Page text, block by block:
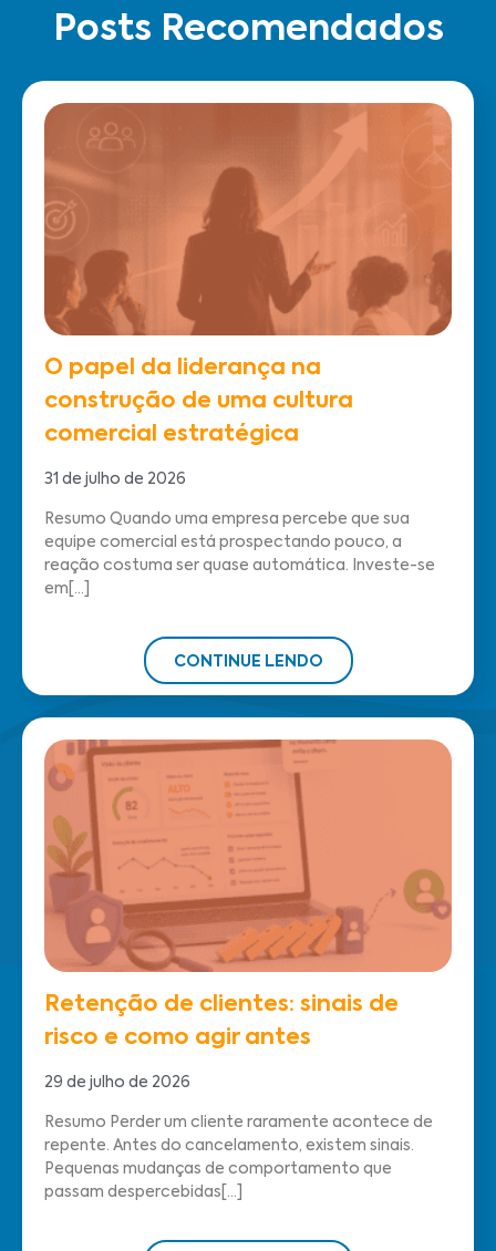
Posts Recomendados
O papel da liderança na
construção de uma cultura
comercial estratégica
31 de julho de 2026
Resumo Quando uma empresa percebe que sua
equipe comercial está prospectando pouco, a
reação costuma ser quase automática. Investe-se
em[...]
CONTINUE LENDO
Retenção de clientes: sinais de
risco e como agir antes
29 de julho de 2026
Resumo Perder um cliente raramente acontece de
repente. Antes do cancelamento, existem sinais.
Pequenas mudanças de comportamento que
passam despercebidas[...]